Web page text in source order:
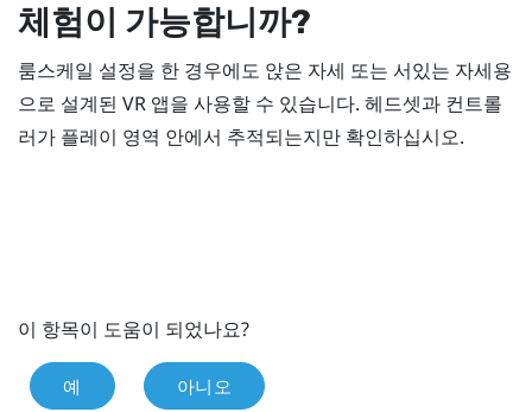
체험이 가능합니까?
룸스케일 설정을 한 경우에도 앉은 자세 또는 서있는 자세용
으로 설계된 VR 앱을 사용할 수 있습니다. 헤드셋과 컨트롤
러가 플레이 영역 안에서 추적되는지만 확인하십시오.
이 항목이 도움이 되었나요?
예 아니오